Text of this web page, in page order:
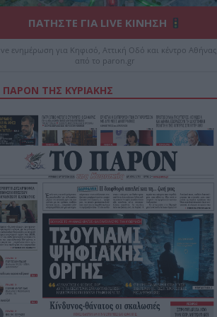
ΠΑΤΗΣΤΕ ΓΙΑ LIVE ΚΙΝΗΣΗ
ενημέρωση για Κηφισό, Αττική Οδό και κέντρο Αθήνας
από το paron.gr
ΤΗΣ ΚΥΡΙΑΚΗΣ